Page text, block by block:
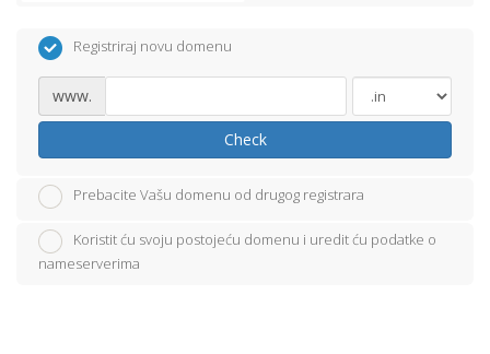
Registriraj novu domenu
www.
Check
Prebacite Vašu domenu od drugog registrara
Koristit ću svoju postojeću domenu i uredit ću podatke o
nameserverima